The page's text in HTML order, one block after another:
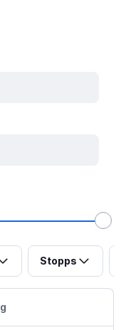
Stopps